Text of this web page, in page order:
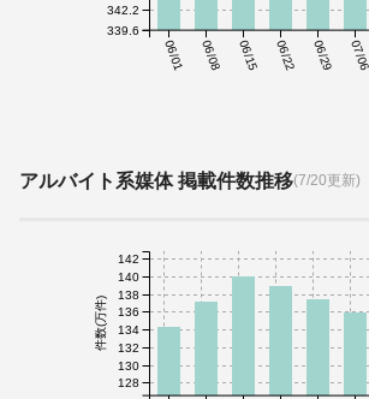
06/01 06/08 06/15 06/22 06/29 07/06
339.6
342.2
アルバイト系媒体 掲載件数推移(7/20更新)
件数(万件)
128
130
132
134
136
138
140
142